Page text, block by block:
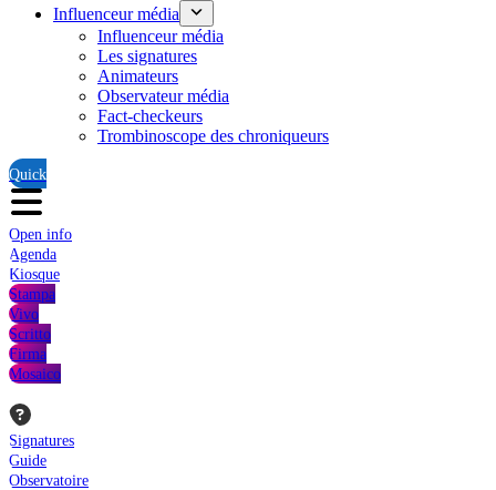
Influenceur média
Influenceur média
Les signatures
Animateurs
Observateur média
Fact-checkeurs
Trombinoscope des chroniqueurs
Quick
Open info
Agenda
Kiosque
Stampa
Vivo
Scritto
Firma
Mosaico
Signatures
Guide
Observatoire